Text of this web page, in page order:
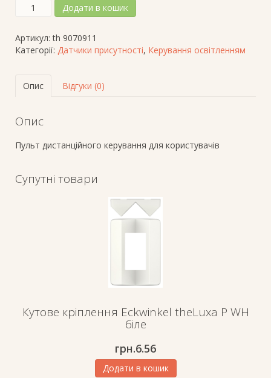
Пульт
керування
theSenda
S
Додати в кошик
Артикул:th 9070911
Категорії: Датчики присутності, Керування освітленням
Опис Відгуки (0)
Опис
Пульт дистанційного керування для користувачів
Супутні товари
Кутове кріплення Eckwinkel theLuxa P WH
біле
грн.6.56
Додати в кошик